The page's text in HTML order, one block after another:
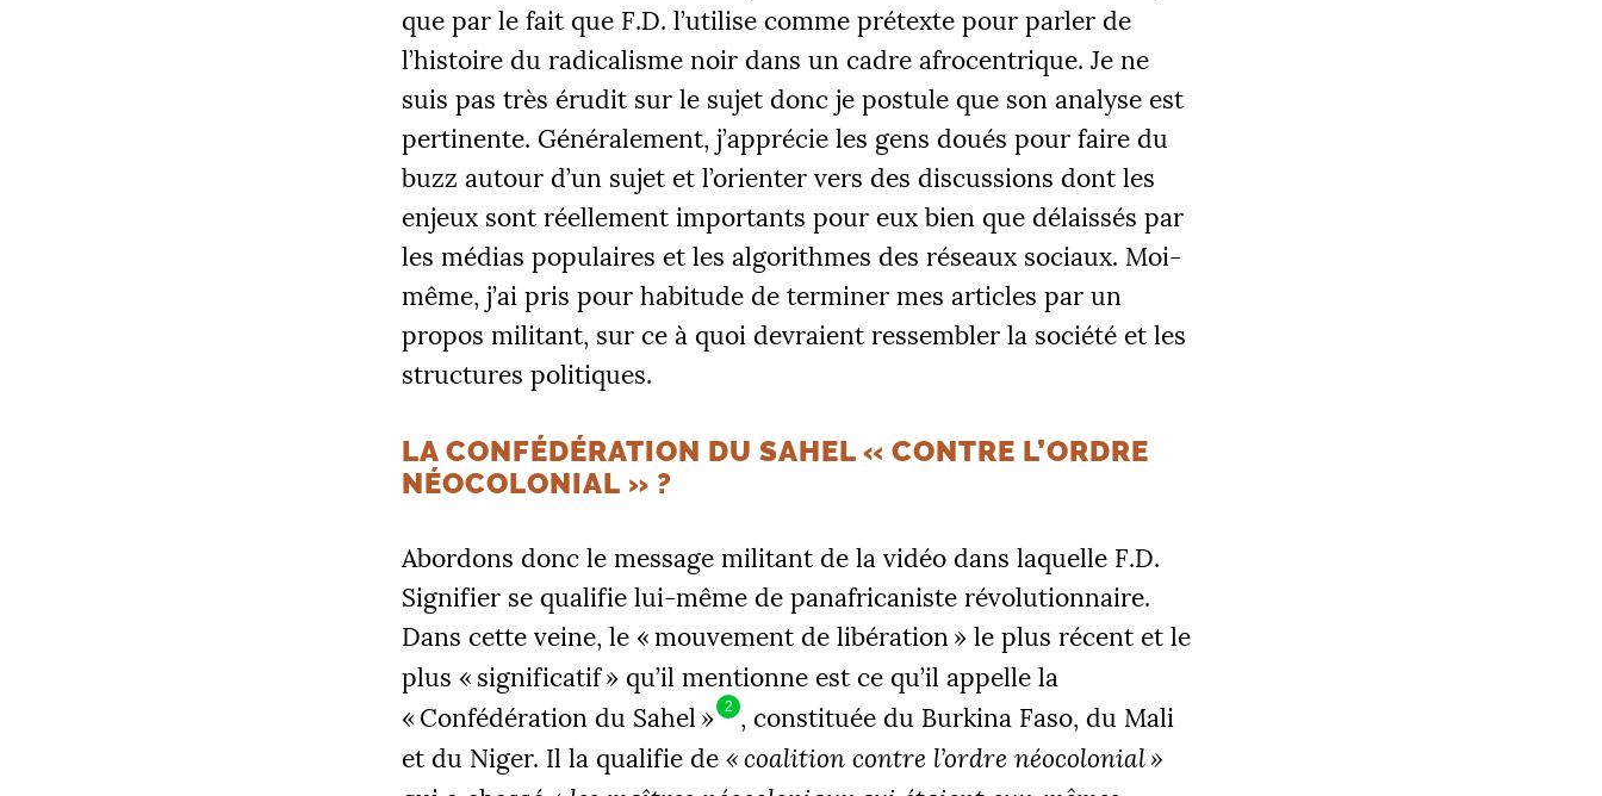
que par le fait que F.D. l’utilise comme prétexte pour parler de
l’histoire du radicalisme noir dans un cadre afrocentrique. Je ne
suis pas très érudit sur le sujet donc je postule que son analyse est
pertinente. Généralement, j’apprécie les gens doués pour faire du
buzz autour d’un sujet et l’orienter vers des discussions dont les
enjeux sont réellement importants pour eux bien que délaissés par
les médias populaires et les algorithmes des réseaux sociaux. Moi-
même, j’ai pris pour habitude de terminer mes articles par un
propos militant, sur ce à quoi devraient ressembler la société et les
structures politiques.
LA CONFÉDÉRATION DU SAHEL « CONTRE L’ORDRE
NÉOCOLONIAL » ?
Abordons donc le message militant de la vidéo dans laquelle F.D.
Signifier se qualifie lui-même de panafricaniste révolutionnaire.
Dans cette veine, le «mouvement de libération» le plus récent et le
plus « significatif» qu’il mentionne est ce qu’il appelle la
« Confédération du Sahel » 2 , constituée du Burkina Faso, du Mali
et du Niger. Il la qualifie de «coalition contre l’ordre néocolonial»